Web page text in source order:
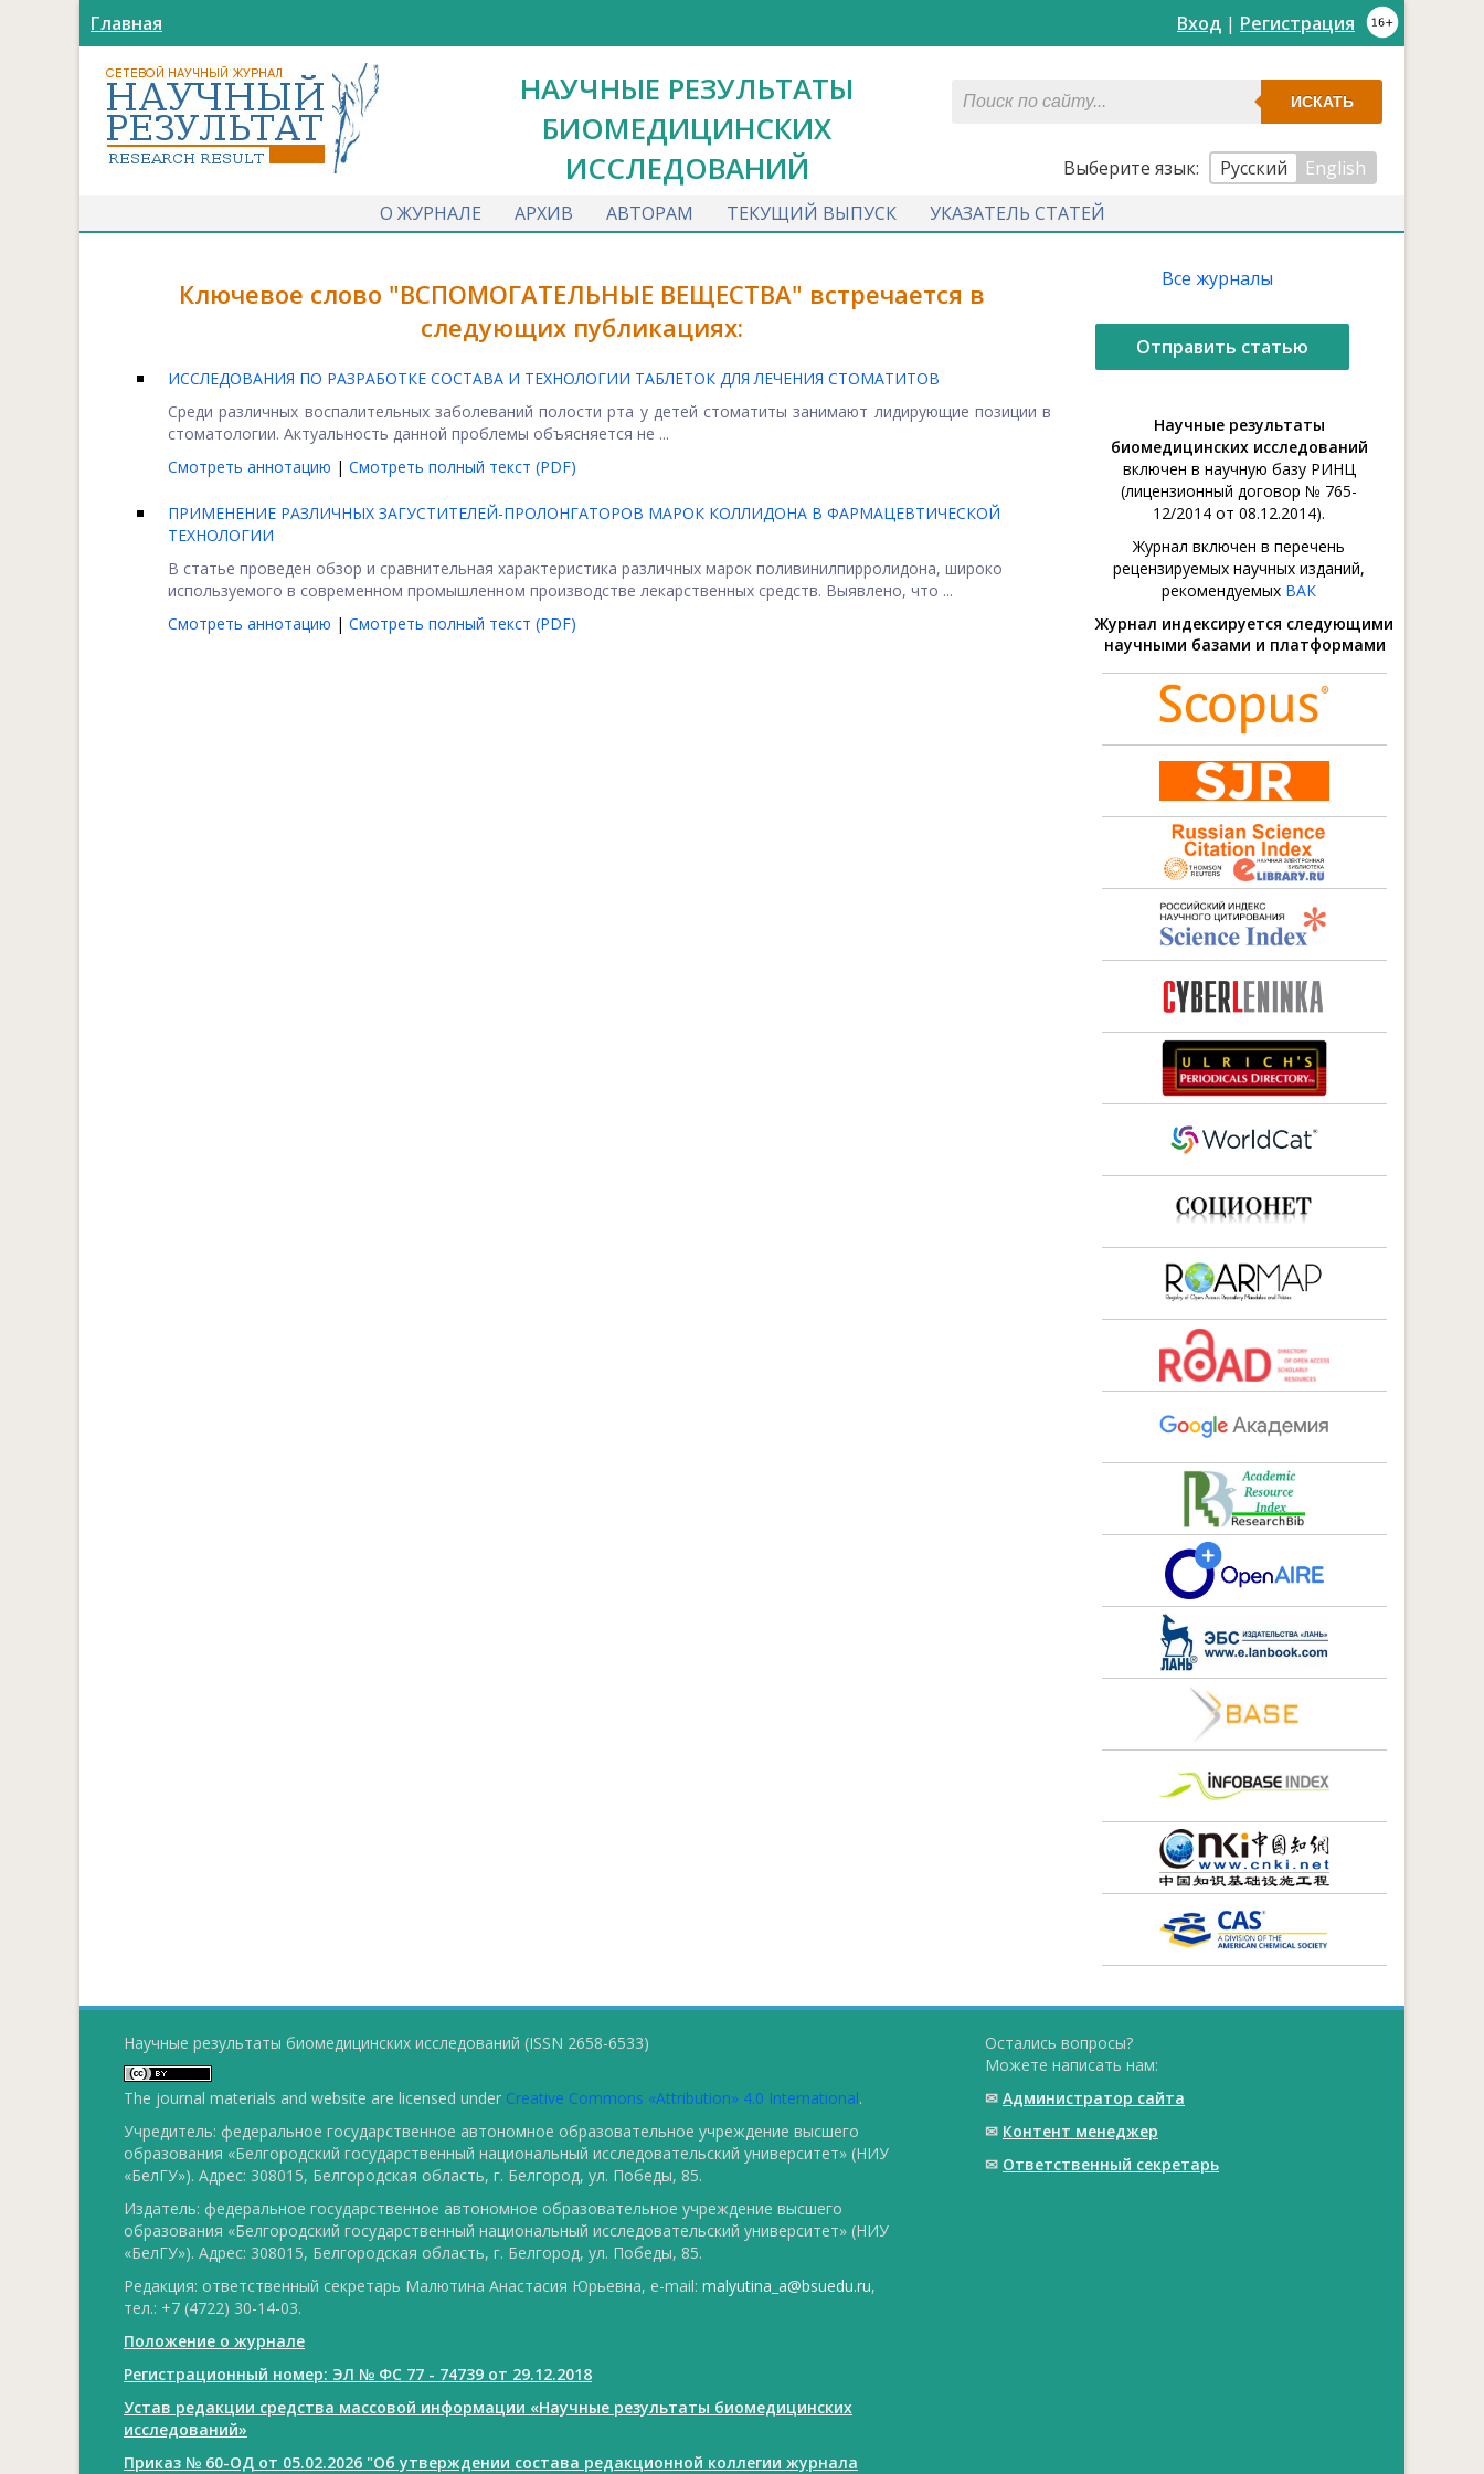
Главная Вход | Регистрация
НАУЧНЫЕ РЕЗУЛЬТАТЫ
БИОМЕДИЦИНСКИХ
ИССЛЕДОВАНИЙ
ИСКАТЬ
Выберите язык: Русский
English
О ЖУРНАЛЕ
АРХИВ АВТОРАМ ТЕКУЩИЙ ВЫПУСК УКАЗАТЕЛЬ СТАТЕЙ
Ключевое слово "ВСПОМОГАТЕЛЬНЫЕ ВЕЩЕСТВА" встречается в
следующих публикациях:
ИССЛЕДОВАНИЯ ПО РАЗРАБОТКЕ СОСТАВА И ТЕХНОЛОГИИ ТАБЛЕТОК ДЛЯ ЛЕЧЕНИЯ СТОМАТИТОВ
Среди различных воспалительных заболеваний полости рта у детей стоматиты занимают лидирующие позиции в
стоматологии. Актуальность данной проблемы объясняется не ...
Смотреть аннотацию | Смотреть полный текст (PDF)
ПРИМЕНЕНИЕ РАЗЛИЧНЫХ ЗАГУСТИТЕЛЕЙ-ПРОЛОНГАТОРОВ МАРОК КОЛЛИДОНА В ФАРМАЦЕВТИЧЕСКОЙ
ТЕХНОЛОГИИ
В статье проведен обзор и сравнительная характеристика различных марок поливинилпирролидона, широко
используемого в современном промышленном производстве лекарственных средств. Выявлено, что ...
Смотреть аннотацию | Смотреть полный текст (PDF)
Все журналы
Отправить статью
Научные результаты
биомедицинских исследований
включен в научную базу РИНЦ
(лицензионный договор № 765-
12/2014 от 08.12.2014).
Журнал включен в перечень
рецензируемых научных изданий,
рекомендуемых ВАК
Журнал индексируется следующими
научными базами и платформами
Научные результаты биомедицинских исследований (ISSN 2658-6533)
The journal materials and website are licensed under Creative Commons «Attribution» 4.0 International.
Учредитель: федеральное государственное автономное образовательное учреждение высшего
образования «Белгородский государственный национальный исследовательский университет» (НИУ
«БелГУ»). Адрес: 308015, Белгородская область, г. Белгород, ул. Победы, 85.
Издатель: федеральное государственное автономное образовательное учреждение высшего
образования «Белгородский государственный национальный исследовательский университет» (НИУ
«БелГУ»). Адрес: 308015, Белгородская область, г. Белгород, ул. Победы, 85.
Редакция: ответственный секретарь Малютина Анастасия Юрьевна, e-mail: malyutina_a@bsuedu.ru,
тел.: +7 (4722) 30-14-03.
Положение о журнале
Регистрационный номер: ЭЛ № ФС 77 - 74739 от 29.12.2018
Устав редакции средства массовой информации «Научные результаты биомедицинских
исследований»
Приказ № 60-ОД от 05.02.2026 "Об утверждении состава редакционной коллегии журнала
Остались вопросы?
Можете написать нам:
✉ Администратор сайта
✉ Контент менеджер
✉ Ответственный cекретарь